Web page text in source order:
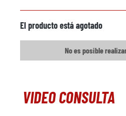
El producto está agotado
No es posible
VIDEO CONSULTA